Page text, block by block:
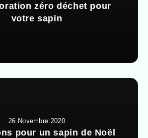
zéro déchet pour
votre sapin
26 Novembre 2020
pour un sapin de Noël